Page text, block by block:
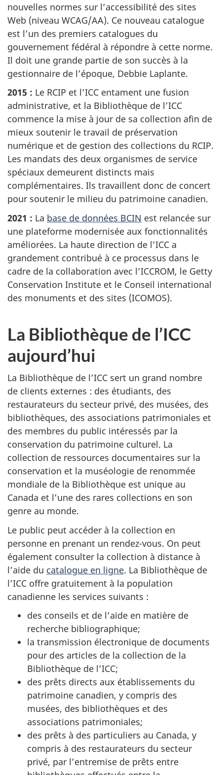
nouvelles normes sur l’accessibilité des sites
Web (niveau WCAG/AA). Ce nouveau catalogue
est l’un des premiers catalogues du
gouvernement fédéral à répondre à cette norme.
Il doit une grande partie de son succès à la
gestionnaire de l’époque, Debbie Laplante.
2015 : Le RCIP et l’ICC entament une fusion
administrative, et la Bibliothèque de l’ICC
commence la mise à jour de sa collection afin de
mieux soutenir le travail de préservation
numérique et de gestion des collections du RCIP.
Les mandats des deux organismes de service
spéciaux demeurent distincts mais
complémentaires. Ils travaillent donc de concert
pour soutenir le milieu du patrimoine canadien.
2021 : La base de données BCIN est relancée sur
une plateforme modernisée aux fonctionnalités
améliorées. La haute direction de l’ICC a
grandement contribué à ce processus dans le
cadre de la collaboration avec l’ICCROM, le Getty
Conservation Institute et le Conseil international
des monuments et des sites (ICOMOS).
La Bibliothèque de l’ICC
aujourd’hui
La Bibliothèque de l’ICC sert un grand nombre
de clients externes : des étudiants, des
restaurateurs du secteur privé, des musées, des
bibliothèques, des associations patrimoniales et
des membres du public intéressés par la
conservation du patrimoine culturel. La
collection de ressources documentaires sur la
conservation et la muséologie de renommée
mondiale de la Bibliothèque est unique au
Canada et l’une des rares collections en son
genre au monde.
Le public peut accéder à la collection en
personne en prenant un rendez-vous. On peut
également consulter la collection à distance à
l’aide du catalogue en ligne. La Bibliothèque de
l’ICC offre gratuitement à la population
canadienne les services suivants :
des conseils et de l’aide en matière de
recherche bibliographique;
la transmission électronique de documents
pour des articles de la collection de la
Bibliothèque de l’ICC;
des prêts directs aux établissements du
patrimoine canadien, y compris des
musées, des bibliothèques et des
associations patrimoniales;
des prêts à des particuliers au Canada, y
compris à des restaurateurs du secteur
privé, par l’entremise de prêts entre